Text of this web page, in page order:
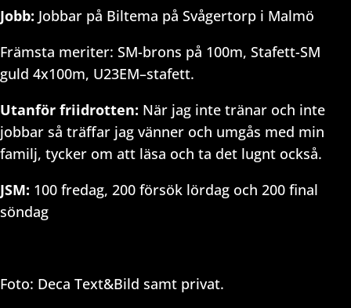
Jobb: Jobbar på Biltema på Svågertorp i Malmö
Främsta meriter: SM-brons på 100m, Stafett-SM
guld 4x100m, U23EM–stafett.
Utanför friidrotten: När jag inte tränar och inte
jobbar så träffar jag vänner och umgås med min
familj, tycker om att läsa och ta det lugnt också.
JSM: 100 fredag, 200 försök lördag och 200 final
söndag
Foto: Deca Text&Bild samt privat.